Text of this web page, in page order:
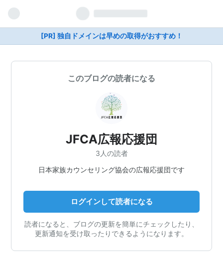
[PR] 独自ドメインは早めの取得がおすすめ！
このブログの読者になる
JFCA広報応援団
3人の読者
日本家族カウンセリング協会の広報応援団です
ログインして読者になる
読者になると、ブログの更新を簡単にチェックしたり、
更新通知を受け取ったりできるようになります。